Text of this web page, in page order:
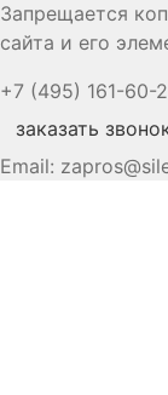
Запрещается
сайта и его
+7 (495) 161-60-
заказать
Email: